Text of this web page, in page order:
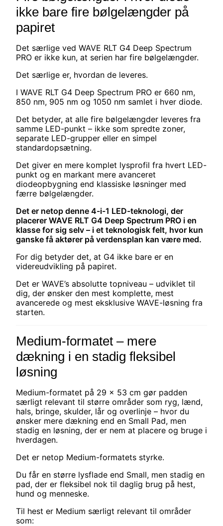
ikke bare fire bølgelængder på
papiret
Det særlige ved WAVE RLT G4 Deep Spectrum
PRO er ikke kun, at serien har fire bølgelængder.
Det særlige er, hvordan de leveres.
I WAVE RLT G4 Deep Spectrum PRO er 660 nm,
850 nm, 905 nm og 1050 nm samlet i hver diode.
Det betyder, at alle fire bølgelængder leveres fra
samme LED-punkt – ikke som spredte zoner,
separate LED-grupper eller en simpel
standardopsætning.
Det giver en mere komplet lysprofil fra hvert LED-
punkt og en markant mere avanceret
diodeopbygning end klassiske løsninger med
færre bølgelængder.
Det er netop denne 4-i-1 LED-teknologi, der
placerer WAVE RLT G4 Deep Spectrum PRO i en
klasse for sig selv – i et teknologisk felt, hvor kun
ganske få aktører på verdensplan kan være med.
For dig betyder det, at G4 ikke bare er en
videreudvikling på papiret.
Det er WAVE’s absolutte topniveau – udviklet til
dig, der ønsker den mest komplette, mest
avancerede og mest eksklusive WAVE-løsning fra
starten.
Medium-formatet – mere
dækning i en stadig fleksibel
løsning
Medium-formatet på 29 x 53 cm gør padden
særligt relevant til større områder som ryg, lænd,
hals, bringe, skulder, lår og overlinje – hvor du
ønsker mere dækning end en Small Pad, men
stadig en løsning, der er nem at placere og bruge i
hverdagen.
Det er netop Medium-formatets styrke.
Du får en større lysflade end Small, men stadig en
pad, der er fleksibel nok til daglig brug på hest,
hund og menneske.
Til hest er Medium særligt relevant til områder
som: